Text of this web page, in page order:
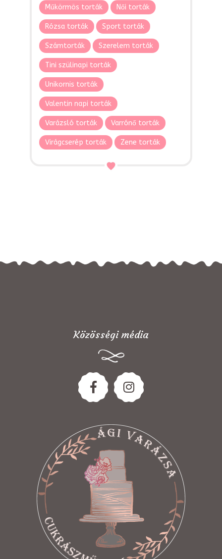
Műkörmös torták Női torták
Rózsa torták Sport torták
Számtorták Szerelem torták
Tini szülinapi torták
Unikornis torták
Valentin napi torták
Varázsló torták Varrónő torták
Virágcserép torták Zene torták
Közösségi média